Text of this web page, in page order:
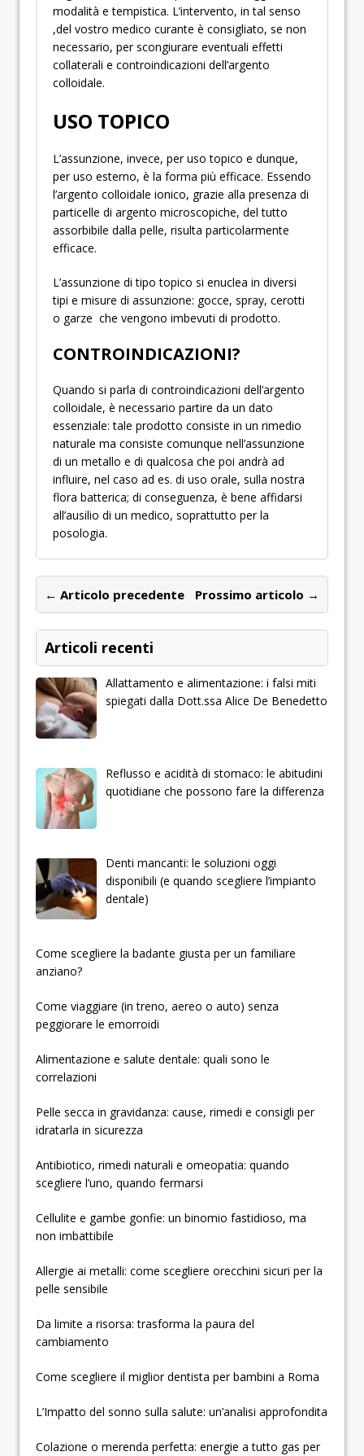
modalità e tempistica. L’intervento, in tal senso
,del vostro medico curante è consigliato, se non
necessario, per scongiurare eventuali effetti
collaterali e controindicazioni dell’argento
colloidale.
USO TOPICO
L’assunzione, invece, per uso topico e dunque,
per uso esterno, è la forma più efficace. Essendo
l’argento colloidale ionico, grazie alla presenza di
particelle di argento microscopiche, del tutto
assorbibile dalla pelle, risulta particolarmente
efficace.
L’assunzione di tipo topico si enuclea in diversi
tipi e misure di assunzione: gocce, spray, cerotti
o garze che vengono imbevuti di prodotto.
CONTROINDICAZIONI?
Quando si parla di controindicazioni dell’argento
colloidale, è necessario partire da un dato
essenziale: tale prodotto consiste in un rimedio
naturale ma consiste comunque nell’assunzione
di un metallo e di qualcosa che poi andrà ad
influire, nel caso ad es. di uso orale, sulla nostra
flora batterica; di conseguenza, è bene affidarsi
all’ausilio di un medico, soprattutto per la
posologia.
← Articolo precedente Prossimo articolo →
Articoli recenti
Allattamento e alimentazione: i falsi miti
spiegati dalla Dott.ssa Alice De Benedetto
Reflusso e acidità di stomaco: le abitudini
quotidiane che possono fare la differenza
Denti mancanti: le soluzioni oggi
disponibili (e quando scegliere l’impianto
dentale)
­­­­­Come scegliere la badante giusta per un familiare
anziano?
Come viaggiare (in treno, aereo o auto) senza
peggiorare le emorroidi
Alimentazione e salute dentale: quali sono le
correlazioni
Pelle secca in gravidanza: cause, rimedi e consigli per
idratarla in sicurezza
Antibiotico, rimedi naturali e omeopatia: quando
scegliere l’uno, quando fermarsi
Cellulite e gambe gonfie: un binomio fastidioso, ma
non imbattibile
Allergie ai metalli: come scegliere orecchini sicuri per la
pelle sensibile
Da limite a risorsa: trasforma la paura del
cambiamento
Come scegliere il miglior dentista per bambini a Roma
L’Impatto del sonno sulla salute: un’analisi approfondita
Colazione o merenda perfetta: energie a tutto gas per